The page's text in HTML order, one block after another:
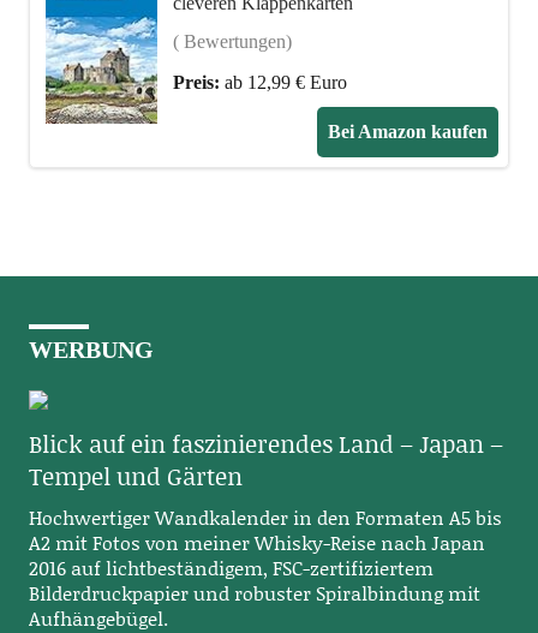
( Bewertungen)
Preis: ab 12,99 € Euro
Bei Amazon kaufen
WERBUNG
Blick auf ein faszinierendes Land – Japan –
Tempel und Gärten
Hochwertiger Wandkalender in den Formaten A5 bis
A2 mit Fotos von meiner Whisky-Reise nach Japan
2016 auf lichtbeständigem, FSC-zertifiziertem
Bilderdruckpapier und robuster Spiralbindung mit
Aufhängebügel.